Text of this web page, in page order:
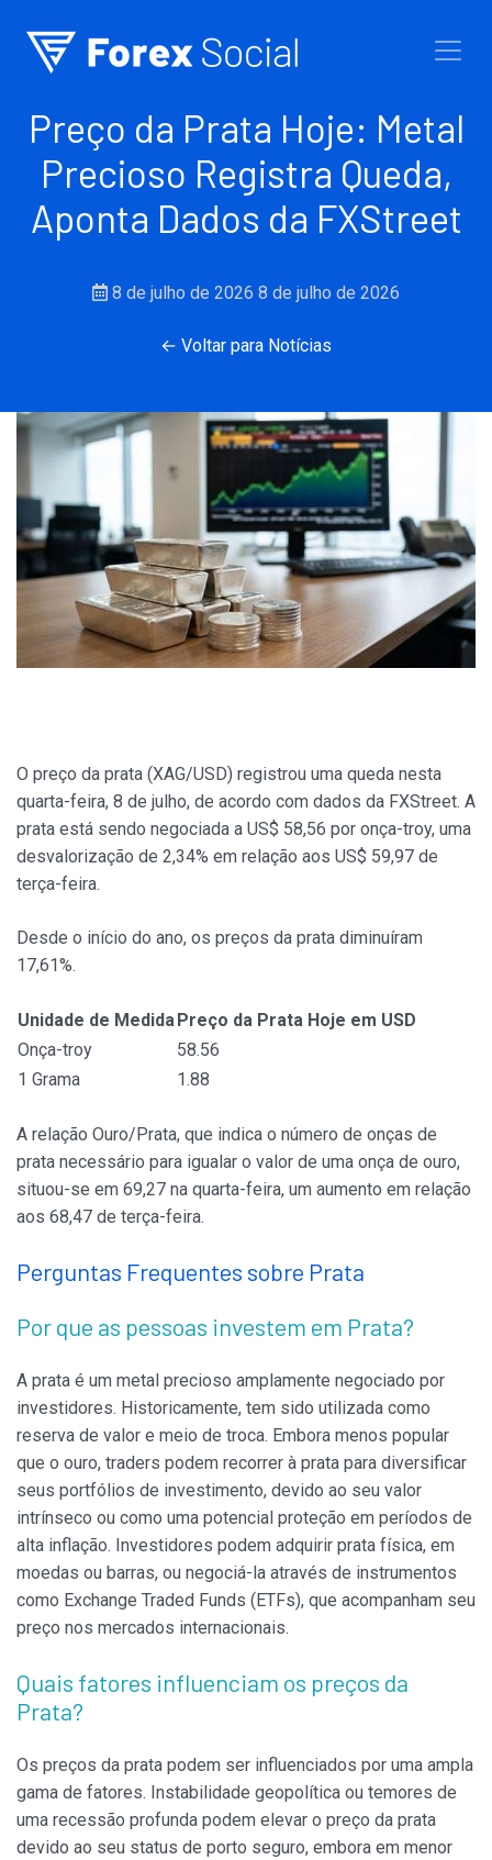
Preço da Prata Hoje: Metal
Precioso Registra Queda,
Aponta Dados da FXStreet
8 de julho de 2026 8 de julho de 2026
← Voltar para Notícias
O preço da prata (XAG/USD) registrou uma queda nesta
quarta-feira, 8 de julho, de acordo com dados da FXStreet. A
prata está sendo negociada a US$ 58,56 por onça-troy, uma
desvalorização de 2,34% em relação aos US$ 59,97 de
terça-feira.
Desde o início do ano, os preços da prata diminuíram
17,61%.
Unidade de Medida Preço da Prata Hoje em USD
Onça-troy
58.56
1 Grama
1.88
A relação Ouro/Prata, que indica o número de onças de
prata necessário para igualar o valor de uma onça de ouro,
situou-se em 69,27 na quarta-feira, um aumento em relação
aos 68,47 de terça-feira.
Perguntas Frequentes sobre Prata
Por que as pessoas investem em Prata?
A prata é um metal precioso amplamente negociado por
investidores. Historicamente, tem sido utilizada como
reserva de valor e meio de troca. Embora menos popular
que o ouro, traders podem recorrer à prata para diversificar
seus portfólios de investimento, devido ao seu valor
intrínseco ou como uma potencial proteção em períodos de
alta inflação. Investidores podem adquirir prata física, em
moedas ou barras, ou negociá-la através de instrumentos
como Exchange Traded Funds (ETFs), que acompanham seu
preço nos mercados internacionais.
Quais fatores influenciam os preços da
Prata?
Os preços da prata podem ser influenciados por uma ampla
gama de fatores. Instabilidade geopolítica ou temores de
uma recessão profunda podem elevar o preço da prata
devido ao seu status de porto seguro, embora em menor